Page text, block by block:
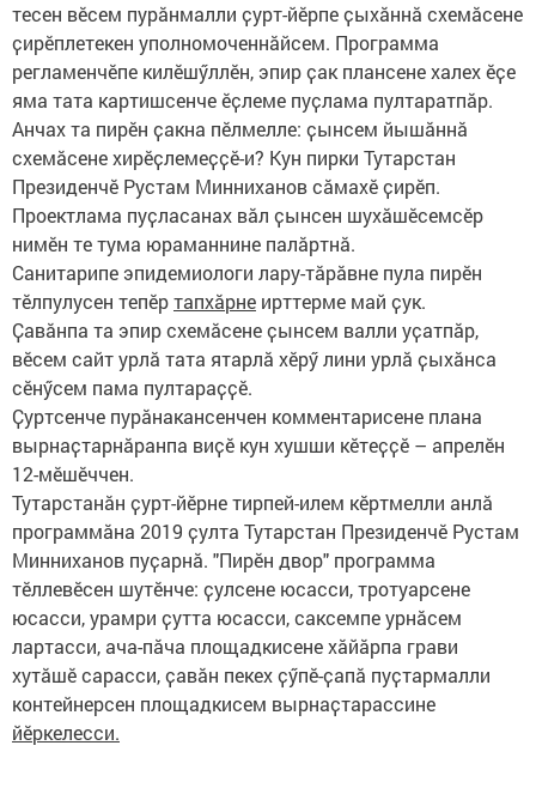
тесен вӗсем пурӑнмалли ҫурт-йӗрпе ҫыхӑннӑ схемӑсене
ҫирӗплетекен уполномоченнӑйсем. Программа
регламенчӗпе килӗшӳллӗн, эпир ҫак плансене халех ӗҫе
яма тата картишсенче ӗҫлеме пуҫлама пултаратпӑр.
Анчах та пирӗн ҫакна пӗлмелле: ҫынсем йышӑннӑ
схемӑсене хирӗҫлемеҫҫӗ-и? Кун пирки Тутарстан
Президенчӗ Рустам Минниханов сӑмахӗ ҫирӗп.
Проектлама пуҫласанах вӑл ҫынсен шухӑшӗсемсӗр
нимӗн те тума юраманнине палӑртнӑ.
Санитарипе эпидемиологи лару-тӑрӑвне пула пирӗн
тӗлпулусен тепӗртапхӑрне ирттерме май ҫук.
Ҫавӑнпа та эпир схемӑсене ҫынсем валли уҫатпӑр,
вӗсем сайт урлӑ тата ятарлӑ хӗрӳ лини урлӑ ҫыхӑнса
сӗнӳсем пама пултараҫҫӗ.
Ҫуртсенче пурӑнакансенчен комментарисене плана
вырнаҫтарнӑранпа виҫӗ кун хушши кӗтеҫҫӗ – апрелӗн
12-мӗшӗччен.
Тутарстанӑн ҫурт-йӗрне тирпей-илем кӗртмелли анлӑ
программӑна 2019 ҫулта Тутарстан Президенчӗ Рустам
Минниханов пуҫарнӑ. "Пирӗн двор" программа
тӗллевӗсен шутӗнче: ҫулсене юсасси, тротуарсене
юсасси, урамри ҫутта юсасси, саксемпе урнӑсем
лартасси, ача-пӑча площадкисене хӑйӑрпа грави
хутӑшӗ сарасси, ҫавӑн пекех ҫӳпӗ-ҫапӑ пуҫтармалли
контейнерсен площадкисем вырнаҫтарассине
йӗркелесси.